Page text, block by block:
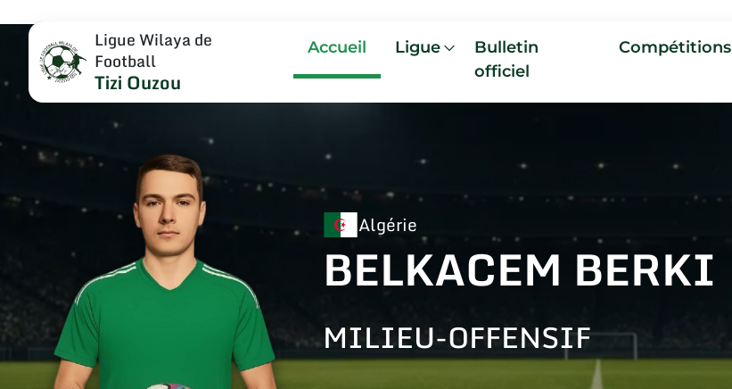
Ligue Wilaya de
Football
Tizi Ouzou
Accueil Ligue
Bulletin
officiel
Compétitions
Algérie
BELKACEM BERKI
MILIEU-OFFENSIF